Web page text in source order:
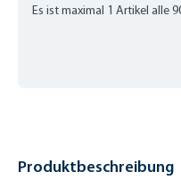
Es ist maximal 1 Artikel alle
Produktbeschreibung